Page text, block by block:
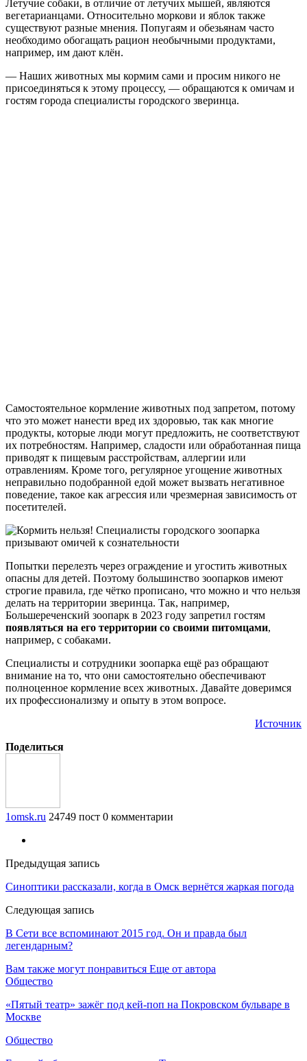
Летучие собаки, в отличие от летучих мышей, являются
вегетарианцами. Относительно моркови и яблок также
существуют разные мнения. Попугаям и обезьянам часто
необходимо обогащать рацион необычными продуктами,
например, им дают клён.
— Наших животных мы кормим сами и просим никого не
присоединяться к этому процессу, — обращаются к омичам и
гостям города специалисты городского зверинца.
Самостоятельное кормление животных под запретом, потому
что это может нанести вред их здоровью, так как многие
продукты, которые люди могут предложить, не соответствуют
их потребностям. Например, сладости или обработанная пища
приводят к пищевым расстройствам, аллергии или
отравлениям. Кроме того, регулярное угощение животных
неправильно подобранной едой может вызвать негативное
поведение, такое как агрессия или чрезмерная зависимость от
посетителей.
Попытки перелезть через ограждение и угостить животных
опасны для детей. Поэтому большинство зоопарков имеют
строгие правила, где чётко прописано, что можно и что нельзя
делать на территории зверинца. Так, например,
Большереченский зоопарк в 2023 году запретил гостям
появляться на его территории со своими питомцами,
например, с собаками.
Специалисты и сотрудники зоопарка ещё раз обращают
внимание на то, что они самостоятельно обеспечивают
полноценное кормление всех животных. Давайте доверимся
их профессионализму и опыту в этом вопросе.
Источник
Поделиться
1omsk.ru 24749 пост 0 комментарии
Предыдущая запись
Синоптики рассказали, когда в Омск вернётся жаркая погода
Следующая запись
В Сети все вспоминают 2015 год. Он и правда был
легендарным?
Вам также могут понравиться Еще от автора
Общество
«Пятый театр» зажёг под кей-поп на Покровском бульваре в
Москве
Общество